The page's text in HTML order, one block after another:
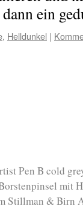
ein
, Helldunkel |
Pen B cold
mit
Stillman & Birn